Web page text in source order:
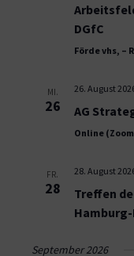
DGfC
Förde vhs, –
MI.
26
26. August
AG
Online
FR.
28
28. August
Treffen
September 2026